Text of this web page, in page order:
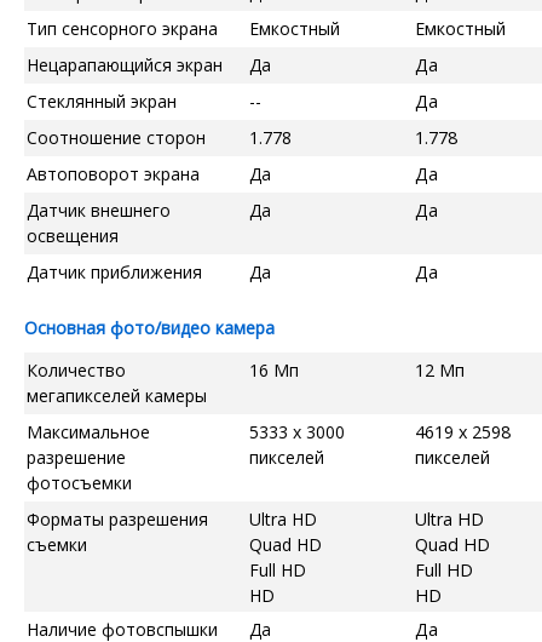
Тип сенсорного экрана
Емкостный
Емкостный
Нецарапающийся экран
Да
Да
Стеклянный экран
--
Да
Соотношение сторон
1.778
1.778
Автоповорот экрана
Да
Да
Датчик внешнего
освещения
Да Да
Датчик приближения Да Да
Основная фото/видео камера
Количество
мегапикселей камеры
16 Мп 12 Мп
Максимальное
разрешение
фотосъемки
5333 x 3000
пикселей
4619 x 2598
пикселей
Форматы разрешения
съемки
Ultra HD
Quad HD
Full HD
HD
Ultra HD
Quad HD
Full HD
HD
Наличие фотовспышки
Да
Да